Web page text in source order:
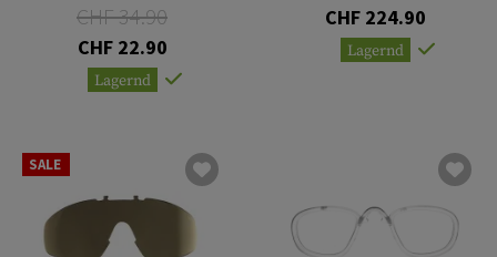
CHF 34.90
CHF 22.90
Lagernd
CHF 224.90
Lagernd
SALE